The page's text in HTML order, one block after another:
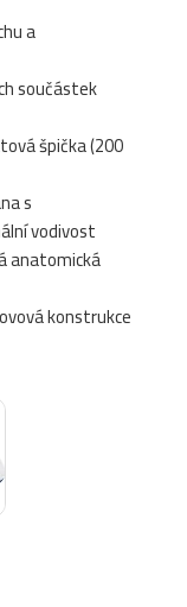
a
součástek
špička (200
s
vodivost
anatomická
konstrukce